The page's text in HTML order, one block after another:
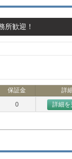
所歓迎！
保証金 詳
0 詳細を